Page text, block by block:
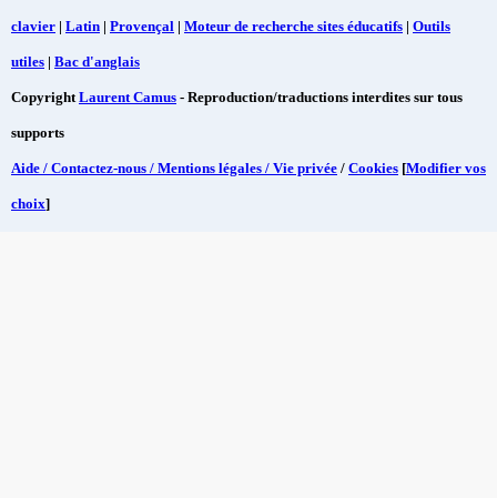
clavier | Latin | Provençal | Moteur de recherche sites éducatifs | Outils
utiles | Bac d'anglais
CopyrightLaurent Camus - Reproduction/traductions interdites sur tous
supports
Aide / Contactez-nous / Mentions légales / Vie privée / Cookies [Modifier vos
choix]